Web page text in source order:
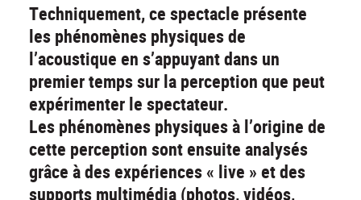
Techniquement, ce spectacle présente
les phénomènes physiques de
l’acoustique en s’appuyant dans un
premier temps sur la perception que peut
expérimenter le spectateur.
Les phénomènes physiques à l’origine de
cette perception sont ensuite analysés
grâce à des expériences « live » et des
supports multimédia (photos, vidéos,